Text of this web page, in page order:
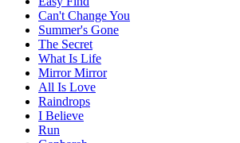
Can't Change You
Summer's Gone
The Secret
What Is Life
Mirror Mirror
All Is Love
Raindrops
I Believe
Run